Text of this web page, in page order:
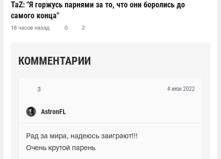
TaZ: "Я горжусь парнями за то, что они боролись до
самого конца"
16 часов назад 0 2
КОММЕНТАРИИ
3
AstronFL
4 июн 2022
Рад за мира, надеюсь заиграют!!!
Очень крутой парень